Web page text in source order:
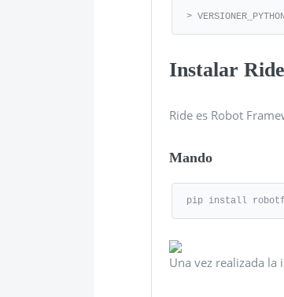
>
Instalar Ride
Ride es Robot
Mando
pip install
Una vez realizada